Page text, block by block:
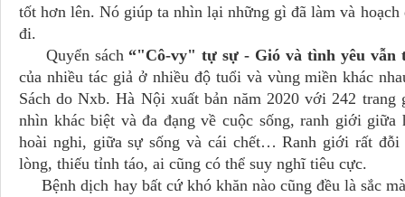
tốt hơn lên. Nó giúp ta nhìn lại những gì đã làm và
đi.
Quyển sách “"Cô-vy" tự sự - Gió và tình yêu vẫn
của nhiều tác giả ở nhiều độ tuổi và vùng miền khác
Sách do Nxb. Hà Nội xuất bản năm 2020 với 242
nhìn khác biệt và đa đạng về cuộc sống, ranh giới
hoài nghi, giữa sự sống và cái chết… Ranh giới rất
lòng, thiếu tỉnh táo, ai cũng có thể suy nghĩ tiêu cực.
Bệnh dịch hay bất cứ khó khăn nào cũng đều là sắc